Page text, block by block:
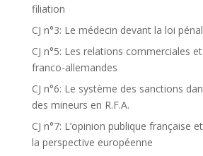
filiation
CJ n°3: Le médecin devant la loi
CJ n°5: Les relations commerciales
franco-allemandes
CJ n°6: Le système des sanctions
des mineurs en R.F.A.
CJ n°7: L’opinion publique française
la perspective européenne